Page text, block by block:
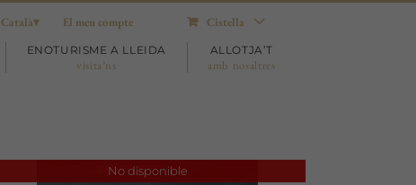
Català El meu compte Cistella
ENOTURISME A LLEIDA
visita’ns
ALLOTJA’T
amb nosaltres
No disponible